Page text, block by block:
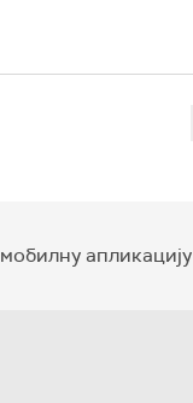
апликацију